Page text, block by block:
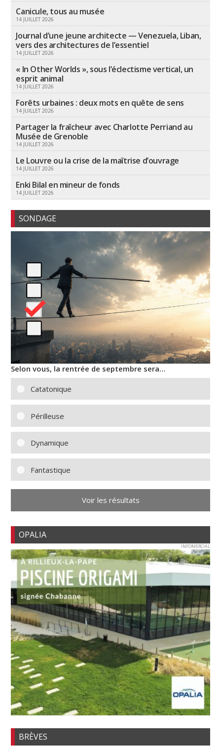
Canicule, tous au musée
14 JUILLET 2026
Journal d’une jeune architecte — Venezuela, Liban,
vers des architectures de l’essentiel
14 JUILLET 2026
« In Other Worlds », sous l’éclectisme vertical, un
esprit animal
14 JUILLET 2026
Forêts urbaines : deux mots en quête de sens
14 JUILLET 2026
Partager la fraîcheur avec Charlotte Perriand au
Musée de Grenoble
14 JUILLET 2026
Le Louvre ou la crise de la maîtrise d’ouvrage
14 JUILLET 2026
Enki Bilal en mineur de fonds
14 JUILLET 2026
SONDAGE
Selon vous, la rentrée de septembre sera…
Catatonique
Périlleuse
Dynamique
Fantastique
Voir les résultats
OPALIA
INFOMERCIAL
BRÈVES